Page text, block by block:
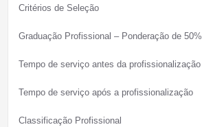
Critérios de Seleção
Graduação Profissional – Ponderação de 50%
Tempo de serviço antes da profissionalização
Tempo de serviço após a profissionalização
Classificação Profissional